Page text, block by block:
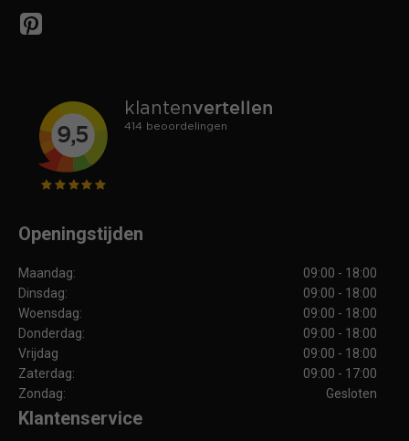
Openingstijden
Maandag:
09:00 - 18:00
Dinsdag:
09:00 - 18:00
Woensdag:
09:00 - 18:00
Donderdag:
09:00 - 18:00
Vrijdag
09:00 - 18:00
Zaterdag:
09:00 - 17:00
Zondag:
Gesloten
Klantenservice